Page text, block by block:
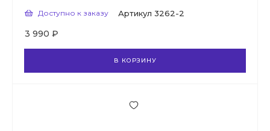
Доступно к заказу Артикул 3262-2
3 990 ₽
В КОРЗИНУ